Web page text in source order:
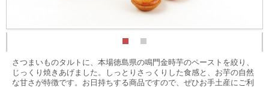
さつまいものタルトに、本場徳島県の鳴門金時芋のペーストを絞り、
じっくり焼きあげました。しっとりさっくりした食感と、お芋の自然
な甘さが特徴です。お日持ちする商品ですので、ぜひお手土産にご利